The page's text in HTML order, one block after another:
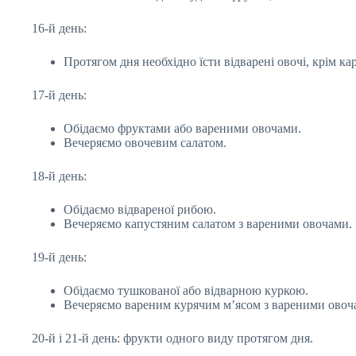
16-й день:
Протягом дня необхідно їсти відварені овочі, крім
17-й день:
Обідаємо фруктами або вареними овочами.
Вечеряємо овочевим салатом.
18-й день:
Обідаємо відвареної рибою.
Вечеряємо капустяним салатом з вареними овочами.
19-й день:
Обідаємо тушкованої або відварною куркою.
Вечеряємо вареним курячим м’ясом з вареними
20-й і 21-й день: фрукти одного виду протягом дня.